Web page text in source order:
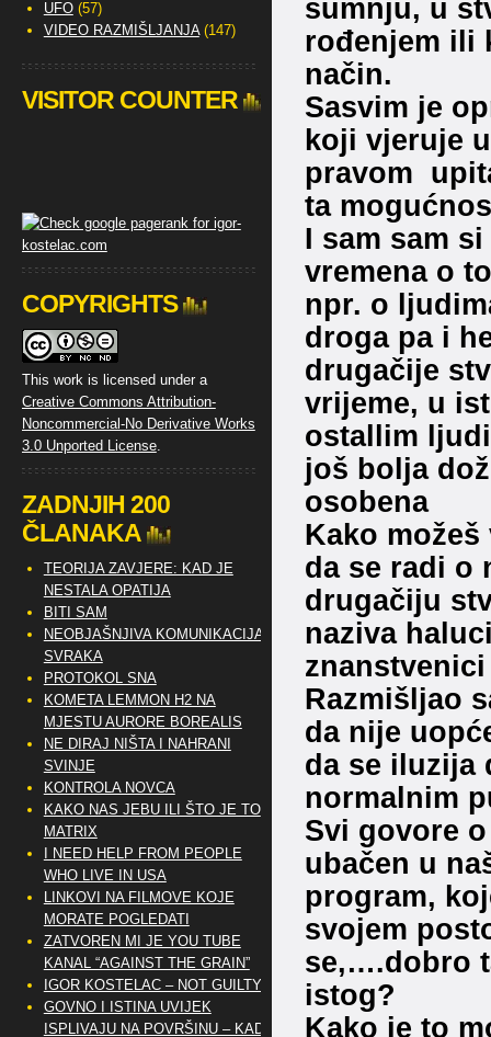
sumnju, u
rođenjem ili
način.
Sasvim je
koji vjeruje
pravom
ta
I sam sam
vremena o
npr. o
droga pa i
drugačije
vrijeme, u
ostallim
još bolja
osobena
Kako
da se radi o
drugačiju
naziva
Razmišljao
da nije
da se iluzija
normalnim
Svi govore
ubačen u
program,
svojem
se,….dobro
istog?
Kako je to
UFO(57)
VIDEO RAZMIŠLJANJA(147)
VISITOR COUNTER
COPYRIGHTS
This work is licensed under a
Creative Commons Attribution-
Noncommercial-No Derivative Works
3.0 Unported License.
ZADNJIH 200
ČLANAKA
TEORIJA ZAVJERE: KAD JE
NESTALA OPATIJA
BITI SAM
NEOBJAŠNJIVA KOMUNIKACIJA
SVRAKA
PROTOKOL SNA
KOMETA LEMMON H2 NA
MJESTU AURORE BOREALIS
NE DIRAJ NIŠTA I NAHRANI
SVINJE
KONTROLA NOVCA
KAKO NAS JEBU ILI ŠTO JE TO
MATRIX
I NEED HELP FROM PEOPLE
WHO LIVE IN USA
LINKOVI NA FILMOVE KOJE
MORATE POGLEDATI
ZATVOREN MI JE YOU TUBE
KANAL “AGAINST THE GRAIN”
IGOR KOSTELAC – NOT GUILTY
GOVNO I ISTINA UVIJEK
ISPLIVAJU NA POVRŠINU – KAD